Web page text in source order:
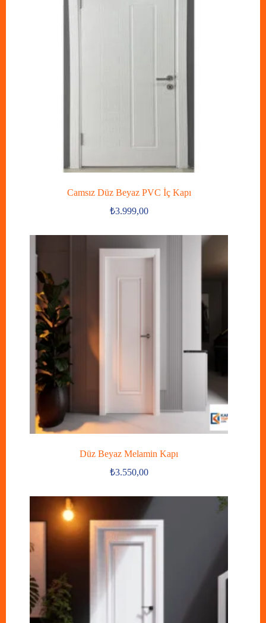
Camsız Düz Beyaz PVC İç Kapı
₺3.999,00
Düz Beyaz Melamin Kapı
₺3.550,00